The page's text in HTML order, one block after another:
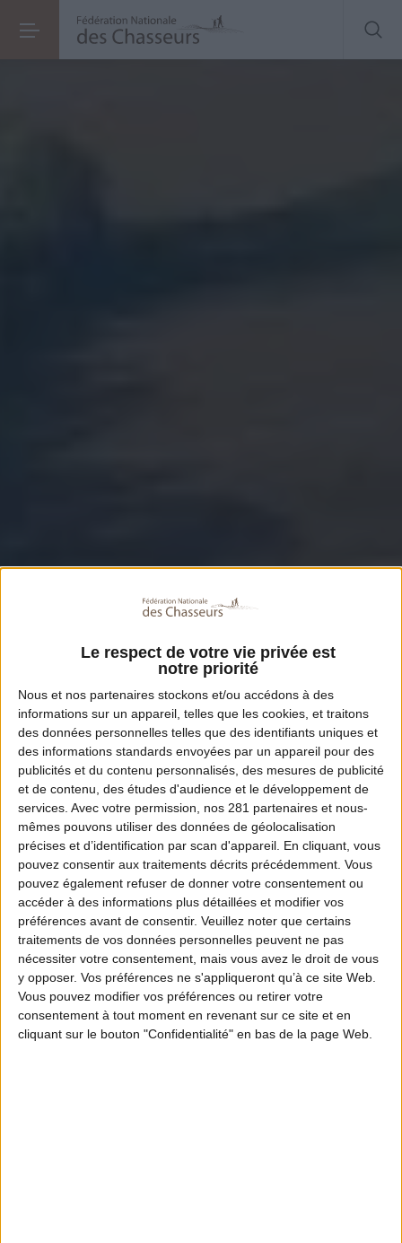
Le respect de votre vie privée est
notre priorité
Nous et nos partenaires stockons et/ou accédons à des
informations sur un appareil, telles que les cookies, et traitons
des données personnelles telles que des identifiants uniques et
des informations standards envoyées par un appareil pour des
publicités et du contenu personnalisés, des mesures de publicité
et de contenu, des études d'audience et le développement de
services. Avec votre permission, nos 281 partenaires et nous-
mêmes pouvons utiliser des données de géolocalisation
précises et d’identification par scan d'appareil. En cliquant, vous
pouvez consentir aux traitements décrits précédemment. Vous
pouvez également refuser de donner votre consentement ou
accéder à des informations plus détaillées et modifier vos
préférences avant de consentir. Veuillez noter que certains
traitements de vos données personnelles peuvent ne pas
nécessiter votre consentement, mais vous avez le droit de vous
y opposer. Vos préférences ne s'appliqueront qu’à ce site Web.
Vous pouvez modifier vos préférences ou retirer votre
consentement à tout moment en revenant sur ce site et en
cliquant sur le bouton "Confidentialité" en bas de la page Web.